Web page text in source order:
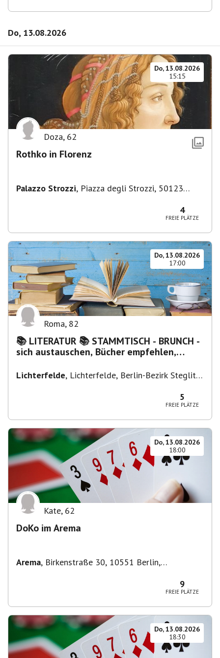
Do, 13.08.2026
Do, 13.08.2026
15:15
Doza, 62
Rothko in Florenz
Palazzo Strozzi, Piazza degli Strozzi, 50123
4
FREIE PLÄTZE
Do, 13.08.2026
17:00
Roma, 82
📚 LITERATUR 📚 STAMMTISCH - BRUNCH -
sich austauschen, Bücher empfehlen,
Lichterfelde, Lichterfelde, Berlin-Bezirk Steglitz-
5
FREIE PLÄTZE
Do, 13.08.2026
18:00
Kate, 62
DoKo im Arema
Arema, Birkenstraße 30, 10551 Berlin,
9
FREIE PLÄTZE
Do, 13.08.2026
18:30